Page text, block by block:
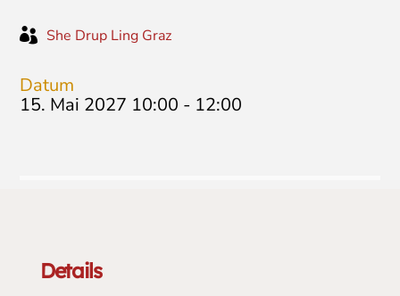
 She Drup Ling Graz
Datum
15. Mai 2027 10:00 - 12:00
Details